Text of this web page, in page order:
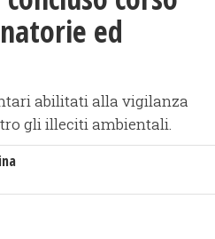
ed
abilitati alla vigilanza
gli illeciti ambientali.